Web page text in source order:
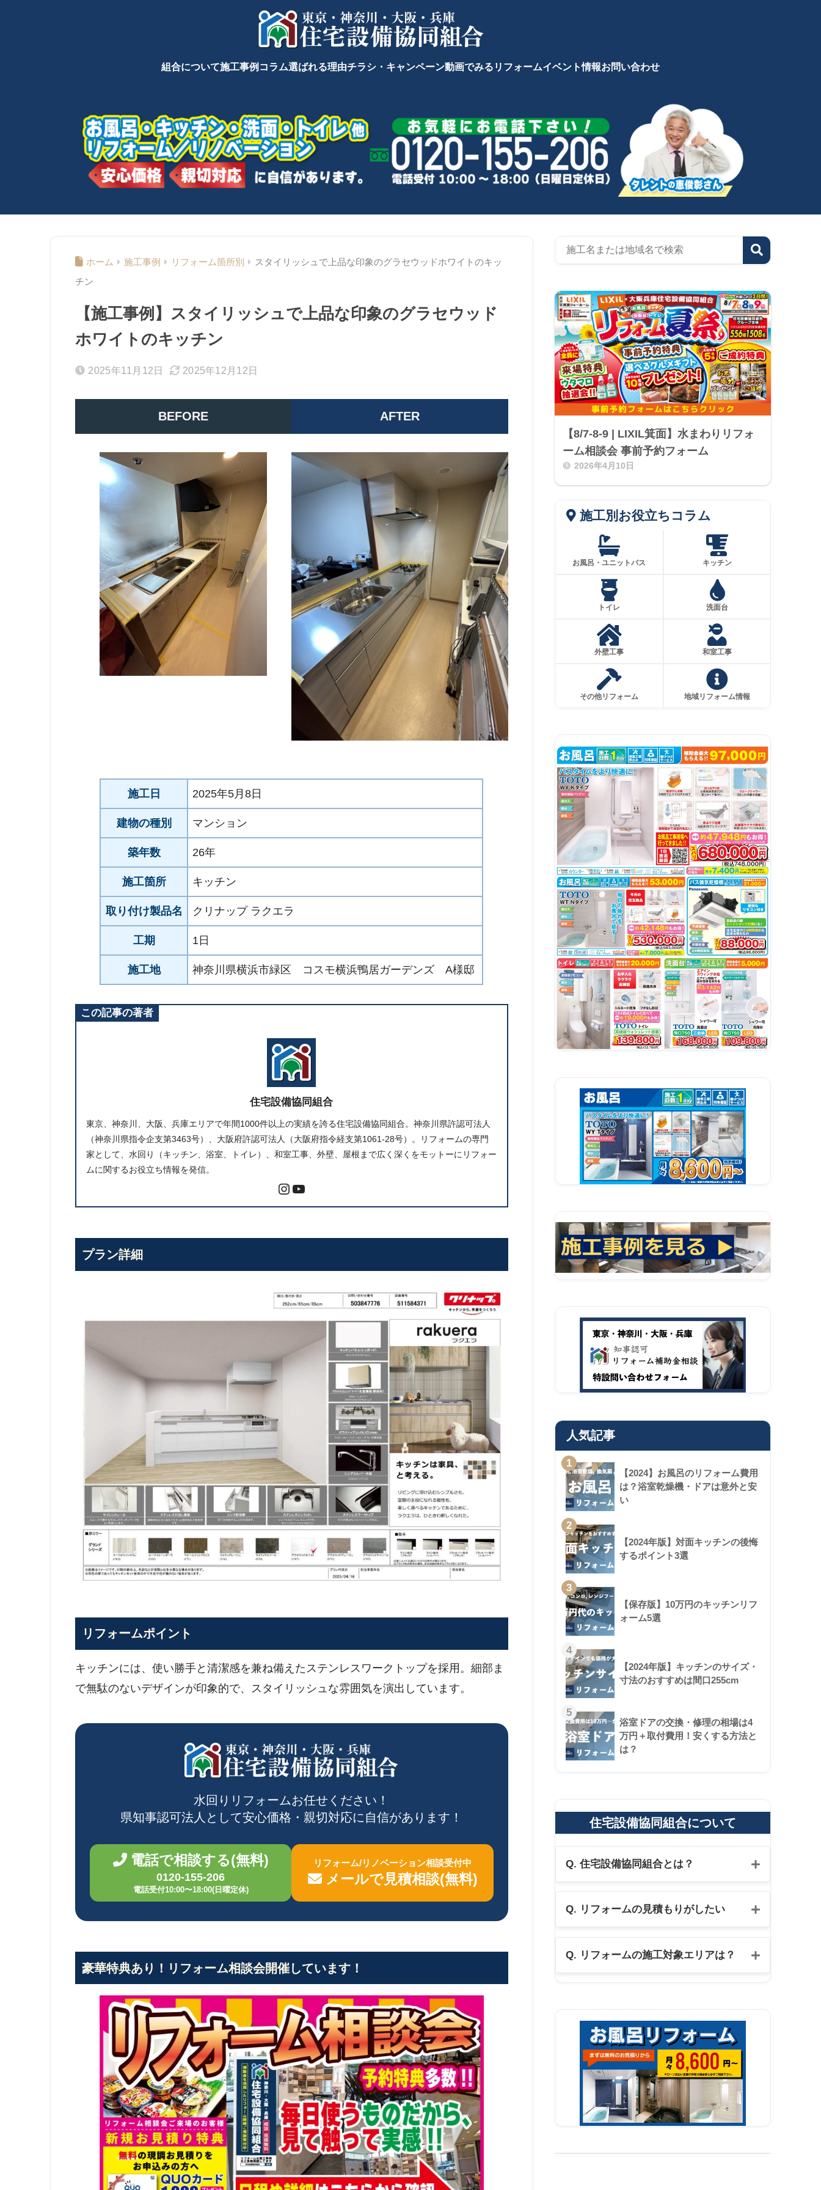
組合について施工事例 コラム選ばれる理由チラシ・キャンペーン動画でみるリフォームイベント情報お問い合わせ
ホーム 施工事例 リフォーム箇所別
スタイリッシュで上品な印象のグラセウッドホワイトのキッ
チン
【施工事例】スタイリッシュで上品な印象のグラセウッド
ホワイトのキッチン
2025年11月12日 2025年12月12日
BEFORE AFTER
施工日 2025年5月8日
建物の種別 マンション
築年数 26年
施工箇所 キッチン
取り付け製品名 クリナップ ラクエラ
工期 1日
施工地 神奈川県横浜市緑区 コスモ横浜鴨居ガーデンズ A様邸
この記事の著者
住宅設備協同組合
東京、神奈川、大阪、兵庫エリアで年間1000件以上の実績を誇る住宅設備協同組合。神奈川県許認可法人
（神奈川県指令企支第3463号）、大阪府許認可法人（大阪府指令経支第1061-28号）。リフォームの専門
家として、水回り（キッチン、浴室、トイレ）、和室工事、外壁、屋根まで広く深くをモットーにリフォー
ムに関するお役立ち情報を発信。
プラン詳細
リフォームポイント
キッチンには、使い勝手と清潔感を兼ね備えたステンレスワークトップを採用。細部ま
で無駄のないデザインが印象的で、スタイリッシュな雰囲気を演出しています。
水回りリフォームお任せください！
県知事認可法人として安心価格・親切対応に自信があります！
電話で相談する(無料)
0120-155-206
電話受付10:00〜18:00(日曜定休)
リフォーム/リノベーション相談受付中
メールで見積相談(無料)
豪華特典あり！リフォーム相談会開催しています！
【8/7-8-9 | LIXIL箕面】水まわりリフォ
ーム相談会 事前予約フォーム
2026年4月10日
施工別お役立ちコラム
お風呂・ユニットバス キッチン
トイレ 洗面台
外壁工事 和室工事
その他リフォーム 地域リフォーム情報
人気記事
1
【2024】お風呂のリフォーム費用
は？浴室乾燥機・ドアは意外と安
い
2
【2024年版】対面キッチンの後悔
するポイント3選
3
【保存版】10万円のキッチンリフ
ォーム5選
4
【2024年版】キッチンのサイズ・
寸法のおすすめは間口255cm
5
浴室ドアの交換・修理の相場は4
万円＋取付費用！安くする方法と
は？
住宅設備協同組合について
Q. 住宅設備協同組合とは？
Q. リフォームの見積もりがしたい
Q. リフォームの施工対象エリアは？